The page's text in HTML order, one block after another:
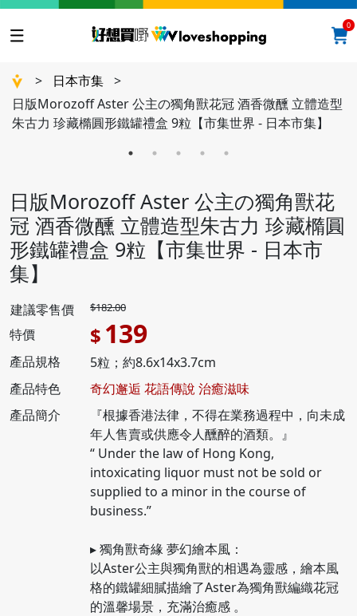
0
> 日本市集
>
日版Morozoff Aster 公主の獨角獸花冠 酒香微醺 立體造型
朱古力 珍藏橢圓形鐵罐禮盒 9粒【市集世界 - 日本市集】
日版Morozoff Aster 公主の獨角獸花
冠 酒香微醺 立體造型朱古力 珍藏橢圓
形鐵罐禮盒 9粒【市集世界 - 日本市
集】
建議零售價 $182.00
特價 $ 139
產品規格
5粒；約8.6x14x3.7cm
產品特色
奇幻邂逅 花語傳說 治癒滋味
產品簡介
『根據香港法律，不得在業務過程中，向未成
年人售賣或供應令人醺醉的酒類。』
“ Under the law of Hong Kong,
intoxicating liquor must not be sold or
supplied to a minor in the course of
business.”
▸ 獨角獸奇緣 夢幻繪本風：
以Aster公主與獨角獸的相遇為靈感，繪本風
格的鐵罐細膩描繪了Aster為獨角獸編織花冠
的溫馨場景，充滿治癒感 。